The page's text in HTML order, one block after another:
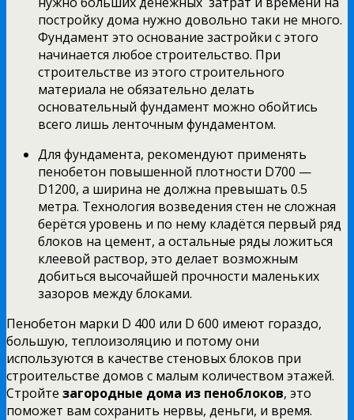
постройку дома нужно довольно таки не много.
Фундамент это основание застройки с этого
начинается любое строительство. При
строительстве из этого строительного
материала не обязательно делать
основательный фундамент можно обойтись
всего лишь ленточным фундаментом.
Для фундамента, рекомендуют применять
пенобетон повышенной плотности D700 —
D1200, а ширина не должна превышать 0.5
метра. Технология возведения стен не сложная
берётся уровень и по нему кладётся первый ряд
блоков на цемент, а остальные ряды ложиться
клеевой раствор, это делает возможным
добиться высочайшей прочности маленьких
зазоров между блоками.
Пенобетон марки D 400 или D 600 имеют гораздо,
большую, теплоизоляцию и потому они
используются в качестве стеновых блоков при
строительстве домов с малым количеством этажей.
Стройте загородные дома из пеноблоков, это
поможет вам сохранить нервы, деньги, и время.